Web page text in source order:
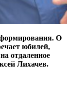
О
юбилей,
отдаленное
Лихачев.